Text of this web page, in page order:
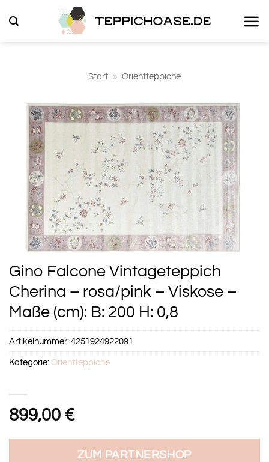
Inhalt
Start » Orientteppiche
Gino Falcone Vintageteppich
Cherina – rosa/pink – Viskose –
Maße (cm): B: 200 H: 0,8
899,00 €
ZUM PARTNERSHOP
Artikelnummer:4251924922091
Kategorie:Orientteppiche